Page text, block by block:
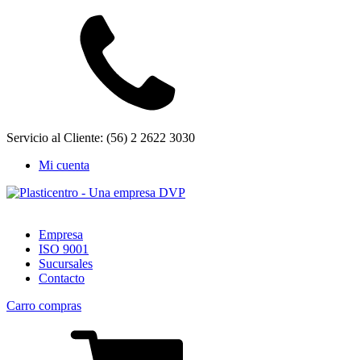
Servicio al Cliente: (56) 2 2622 3030
Mi cuenta
Empresa
ISO 9001
Sucursales
Contacto
Carro compras